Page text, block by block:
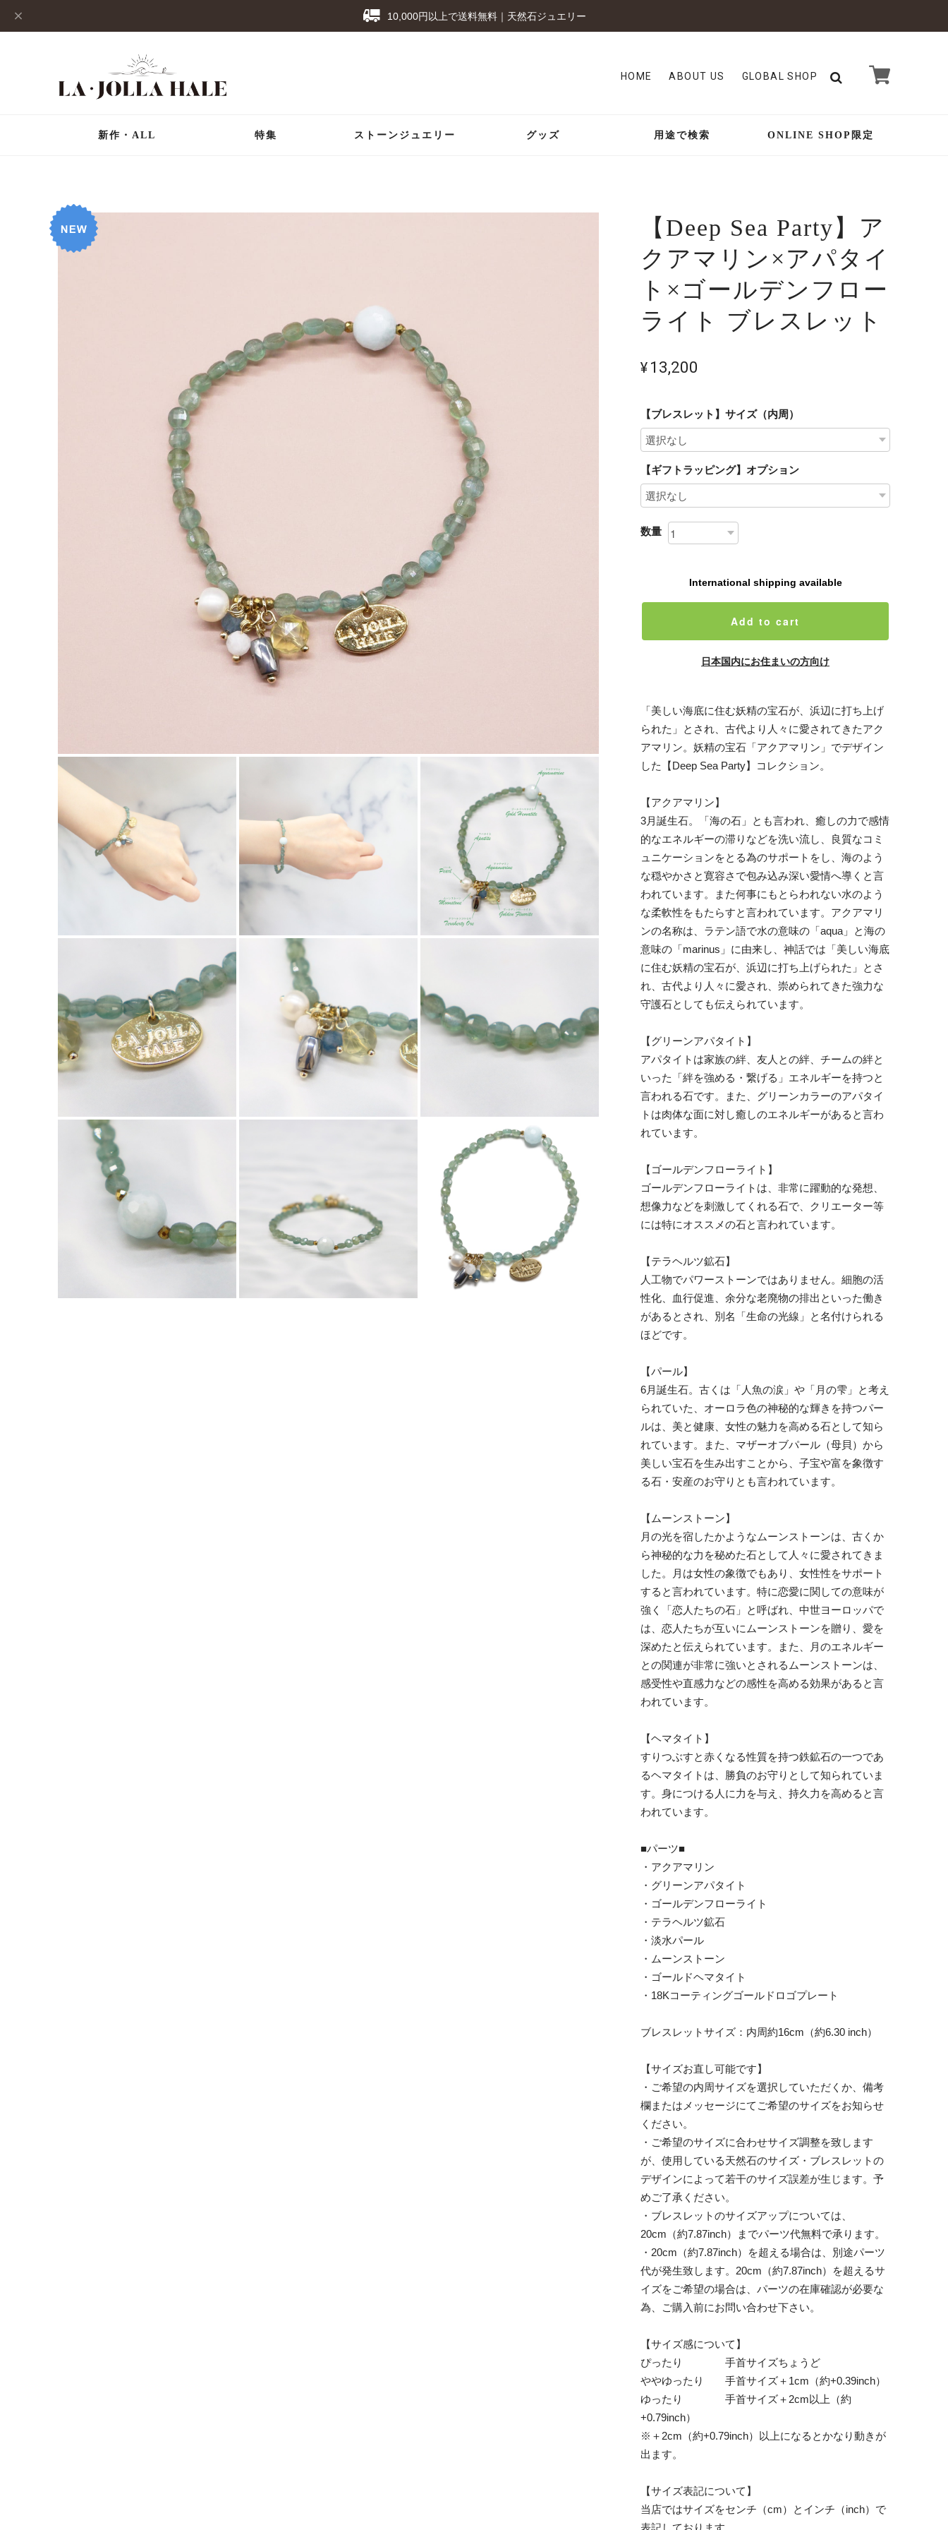
10,000円以上で送料無料｜天然石ジュエリー
HOME ABOUT US GLOBAL SHOP
新作・ALL 特集 ストーンジュエリー グッズ 用途で検索 ONLINE SHOP限定
【Deep Sea Party】ア
クアマリン×アパタイ
ト×ゴールデンフロー
ライト ブレスレット
¥13,200
【ブレスレット】サイズ（内周）
【ギフトラッピング】オプション
数量
International shipping available
Add to cart
日本国内にお住まいの方向け
「美しい海底に住む妖精の宝石が、浜辺に打ち上げ
られた」とされ、古代より人々に愛されてきたアク
アマリン。妖精の宝石「アクアマリン」でデザイン
した【Deep Sea Party】コレクション。
【アクアマリン】
3月誕生石。「海の石」とも言われ、癒しの力で感情
的なエネルギーの滞りなどを洗い流し、良質なコミ
ュニケーションをとる為のサポートをし、海のよう
な穏やかさと寛容さで包み込み深い愛情へ導くと言
われています。また何事にもとらわれない水のよう
な柔軟性をもたらすと言われています。アクアマリ
ンの名称は、ラテン語で水の意味の「aqua」と海の
意味の「marinus」に由来し、神話では「美しい海底
に住む妖精の宝石が、浜辺に打ち上げられた」とさ
れ、古代より人々に愛され、崇められてきた強力な
守護石としても伝えられています。
【グリーンアパタイト】
アパタイトは家族の絆、友人との絆、チームの絆と
いった「絆を強める・繋げる」エネルギーを持つと
言われる石です。また、グリーンカラーのアパタイ
トは肉体な面に対し癒しのエネルギーがあると言わ
れています。
【ゴールデンフローライト】
ゴールデンフローライトは、非常に躍動的な発想、
想像力などを刺激してくれる石で、クリエーター等
には特にオススメの石と言われています。
【テラヘルツ鉱石】
人工物でパワーストーンではありません。細胞の活
性化、血行促進、余分な老廃物の排出といった働き
があるとされ、別名「生命の光線」と名付けられる
ほどです。
【パール】
6月誕生石。古くは「人魚の涙」や「月の雫」と考え
られていた、オーロラ色の神秘的な輝きを持つパー
ルは、美と健康、女性の魅力を高める石として知ら
れています。また、マザーオブパール（母貝）から
美しい宝石を生み出すことから、子宝や富を象徴す
る石・安産のお守りとも言われています。
【ムーンストーン】
月の光を宿したかようなムーンストーンは、古くか
ら神秘的な力を秘めた石として人々に愛されてきま
した。月は女性の象徴でもあり、女性性をサポート
すると言われています。特に恋愛に関しての意味が
強く「恋人たちの石」と呼ばれ、中世ヨーロッパで
は、恋人たちが互いにムーンストーンを贈り、愛を
深めたと伝えられています。また、月のエネルギー
との関連が非常に強いとされるムーンストーンは、
感受性や直感力などの感性を高める効果があると言
われています。
【ヘマタイト】
すりつぶすと赤くなる性質を持つ鉄鉱石の一つであ
るヘマタイトは、勝負のお守りとして知られていま
す。身につける人に力を与え、持久力を高めると言
われています。
■パーツ■
・アクアマリン
・グリーンアパタイト
・ゴールデンフローライト
・テラヘルツ鉱石
・淡水パール
・ムーンストーン
・ゴールドヘマタイト
・18Kコーティングゴールドロゴプレート
ブレスレットサイズ：内周約16cm（約6.30 inch）
【サイズお直し可能です】
・ご希望の内周サイズを選択していただくか、備考
欄またはメッセージにてご希望のサイズをお知らせ
ください。
・ご希望のサイズに合わせサイズ調整を致します
が、使用している天然石のサイズ・ブレスレットの
デザインによって若干のサイズ誤差が生じます。予
めご了承ください。
・ブレスレットのサイズアップについては、
20cm（約7.87inch）までパーツ代無料で承ります。
・20cm（約7.87inch）を超える場合は、別途パーツ
代が発生致します。20cm（約7.87inch）を超えるサ
イズをご希望の場合は、パーツの在庫確認が必要な
為、ご購入前にお問い合わせ下さい。
【サイズ感について】
ぴったり 手首サイズちょうど
ややゆったり 手首サイズ＋1cm（約+0.39inch）
ゆったり 手首サイズ＋2cm以上（約
+0.79inch）
※＋2cm（約+0.79inch）以上になるとかなり動きが
出ます。
【サイズ表記について】
当店ではサイズをセンチ（cm）とインチ（inch）で
表記しております。